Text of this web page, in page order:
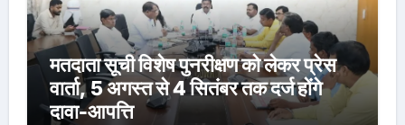
मतदाता सूची विशेष पुनरीक्षण को लेकर प्रेस
वार्ता, 5 अगस्त से 4 सितंबर तक दर्ज होंगे
दावा-आपत्ति